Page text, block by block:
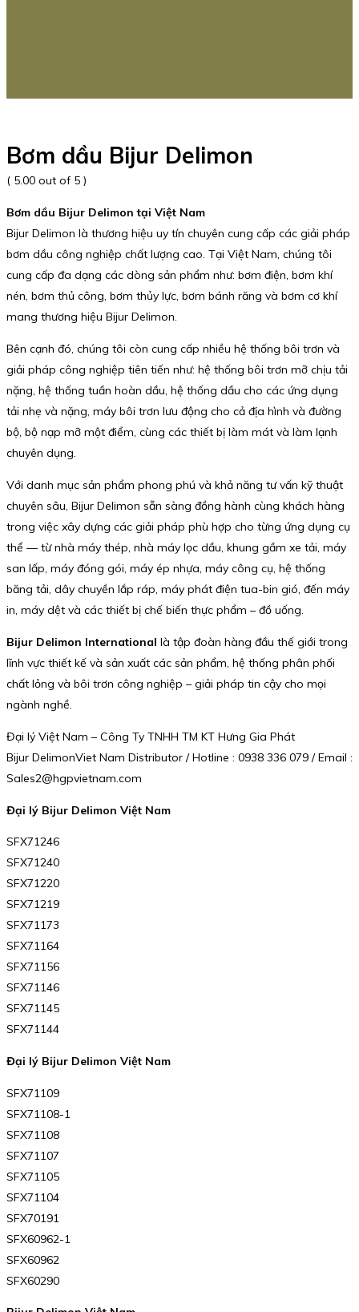
Bơm dầu Bijur Delimon
( 5.00 out of 5 )
Bơm dầu Bijur Delimon tại Việt Nam
Bijur Delimon là thương hiệu uy tín chuyên cung cấp các giải pháp
bơm dầu công nghiệp chất lượng cao. Tại Việt Nam, chúng tôi
cung cấp đa dạng các dòng sản phẩm như: bơm điện, bơm khí
nén, bơm thủ công, bơm thủy lực, bơm bánh răng và bơm cơ khí
mang thương hiệu Bijur Delimon.
Bên cạnh đó, chúng tôi còn cung cấp nhiều hệ thống bôi trơn và
giải pháp công nghiệp tiên tiến như: hệ thống bôi trơn mỡ chịu tải
nặng, hệ thống tuần hoàn dầu, hệ thống dầu cho các ứng dụng
tải nhẹ và nặng, máy bôi trơn lưu động cho cả địa hình và đường
bộ, bộ nạp mỡ một điểm, cùng các thiết bị làm mát và làm lạnh
chuyên dụng.
Với danh mục sản phẩm phong phú và khả năng tư vấn kỹ thuật
chuyên sâu, Bijur Delimon sẵn sàng đồng hành cùng khách hàng
trong việc xây dựng các giải pháp phù hợp cho từng ứng dụng cụ
thể — từ nhà máy thép, nhà máy lọc dầu, khung gầm xe tải, máy
san lấp, máy đóng gói, máy ép nhựa, máy công cụ, hệ thống
băng tải, dây chuyền lắp ráp, máy phát điện tua-bin gió, đến máy
in, máy dệt và các thiết bị chế biến thực phẩm – đồ uống.
Bijur Delimon International là tập đoàn hàng đầu thế giới trong
lĩnh vực thiết kế và sản xuất các sản phẩm, hệ thống phân phối
chất lỏng và bôi trơn công nghiệp – giải pháp tin cậy cho mọi
ngành nghề.
Đại lý Việt Nam – Công Ty TNHH TM KT Hưng Gia Phát
Bijur DelimonViet Nam Distributor / Hotline : 0938 336 079 / Email :
Sales2@hgpvietnam.com
Đại lý Bijur Delimon Việt Nam
SFX71246
SFX71240
SFX71220
SFX71219
SFX71173
SFX71164
SFX71156
SFX71146
SFX71145
SFX71144
Đại lý Bijur Delimon Việt Nam
SFX71109
SFX71108-1
SFX71108
SFX71107
SFX71105
SFX71104
SFX70191
SFX60962-1
SFX60962
SFX60290